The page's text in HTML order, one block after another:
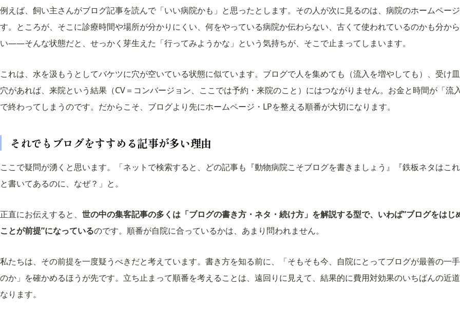
例えば、飼い主さんがブログ記事を読んで「いい病院かも」と思ったとします。その人が次に見るのは、病院のホームペー
す。ところが、そこに診療時間や場所が分かりにくい、何をやっている病院か伝わらない、古くて使われているのかも分か
い――そんな状態だと、せっかく芽生えた「行ってみようかな」という気持ちが、そこで止まってしまいます。
これは、水を汲もうとしてバケツに穴が空いている状態に似ています。ブログで人を集めても（流入を増やしても）、受け
穴があれば、来院という結果（CV＝コンバージョン、ここでは予約・来院のこと）にはつながりません。お金と時間が「流
で終わってしまうのです。だからこそ、ブログより先にホームページ・LPを整える順番が大切になります。
それでもブログをすすめる記事が多い理由
ここで疑問が湧くと思います。「ネットで検索すると、どの記事も『動物病院こそブログを書きましょう』『鉄板ネタはこ
と書いてあるのに、なぜ？」と。
正直にお伝えすると、 世の中の集客記事の多くは「ブログの書き方・ネタ・続け方」を解説する型で、いわば”ブログをはじ
ことが前提”になっているのです。順番が自院に合っているかは、あまり問われません。
私たちは、その前提を一度疑うべきだと考えています。書き方を知る前に、「そもそも今、自院にとってブログが最善の一
のか」を確かめるほうが先です。立ち止まって順番を考えることは、遠回りに見えて、結果的に費用対効果のいちばんの近
なります。